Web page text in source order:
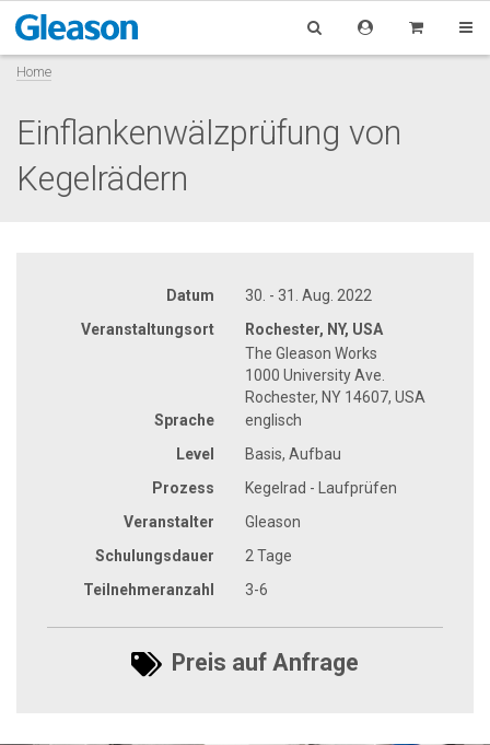
Home
Einflankenwälzprüfung von
Kegelrädern
Datum
30. - 31. Aug. 2022
Veranstaltungsort
Rochester, NY, USA
The Gleason Works
1000 University Ave.
Rochester, NY 14607, USA
Sprache
englisch
Level
Basis, Aufbau
Prozess
Kegelrad - Laufprüfen
Veranstalter
Gleason
Schulungsdauer
2 Tage
Teilnehmeranzahl
3-6
Preis auf Anfrage